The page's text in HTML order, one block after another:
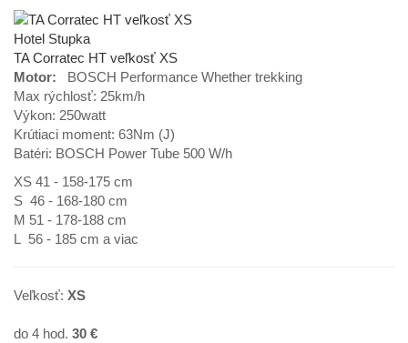
Hotel Stupka
TA Corratec HT veľkosť XS
Motor: BOSCH Performance Whether trekking
Max rýchlosť: 25km/h
Výkon: 250watt
Krútiaci moment: 63Nm (J)
Batéri: BOSCH Power Tube 500 W/h
XS 41 - 158-175 cm
S 46 - 168-180 cm
M 51 - 178-188 cm
L 56 - 185 cm a viac
Veľkosť: XS
do 4 hod. 30 €